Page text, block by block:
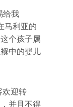
给我
马利亚的
个孩子属
中的婴儿
欢迎转
并且不得